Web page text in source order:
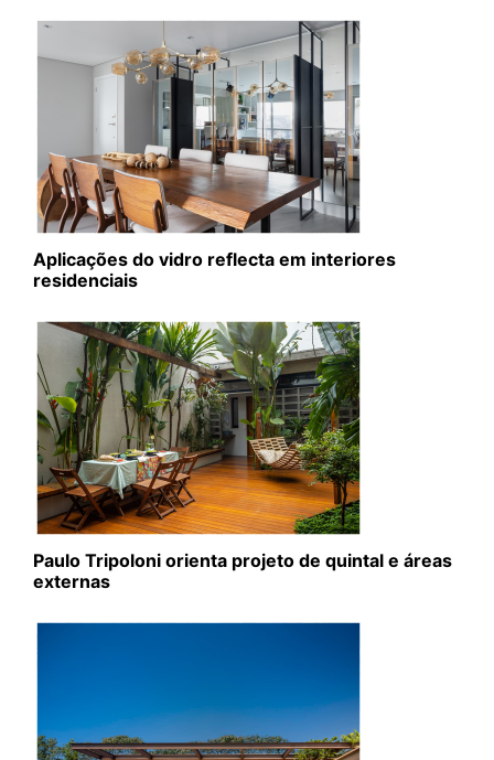
Aplicações do vidro reflecta em interiores
residenciais
Paulo Tripoloni orienta projeto de quintal e áreas
externas